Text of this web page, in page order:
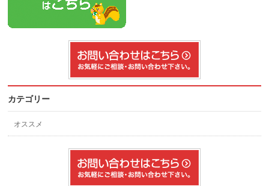
カテゴリー
オススメ